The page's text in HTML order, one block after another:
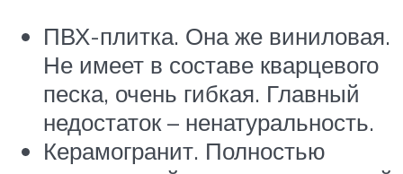
ПВХ-плитка. Она же виниловая.
Не имеет в составе кварцевого
песка, очень гибкая. Главный
недостаток – ненатуральность.
Керамогранит. Полностью